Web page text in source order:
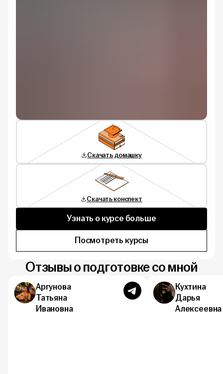
Скачать домашку
Скачать конспект
Узнать о курсе больше
Посмотреть курсы
Отзывы о подготовке со мной
Аргунова
Татьяна
Ивановна
Кухтина
Дарья
Алексеевна